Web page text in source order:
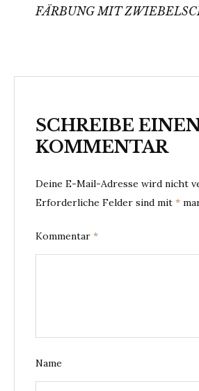
FÄRBUNG MIT
SCHREIBE
KOMMENTAR
Deine E-Mail-Adresse wird nicht
Erforderliche Felder sind mit *
Kommentar *
Name